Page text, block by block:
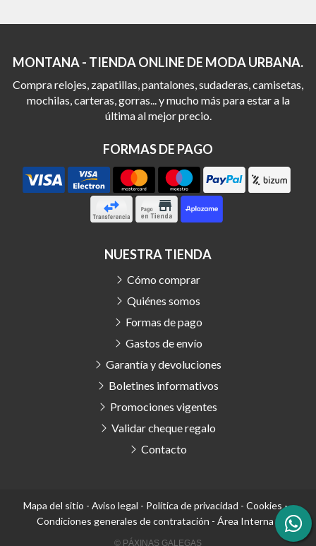
MONTANA - TIENDA ONLINE DE MODA URBANA.
Compra relojes, zapatillas, pantalones, sudaderas, camisetas,
mochilas, carteras, gorras... y mucho más para estar a la
última al mejor precio.
FORMAS DE PAGO
NUESTRA TIENDA
Cómo comprar
Quiénes somos
Formas de pago
Gastos de envío
Garantía y devoluciones
Boletines informativos
Promociones vigentes
Validar cheque regalo
Contacto
Mapa del sitio - Aviso legal - Política de privacidad - Cookies-
Condiciones generales de contratación - Área Interna
© PÁXINAS GALEGAS